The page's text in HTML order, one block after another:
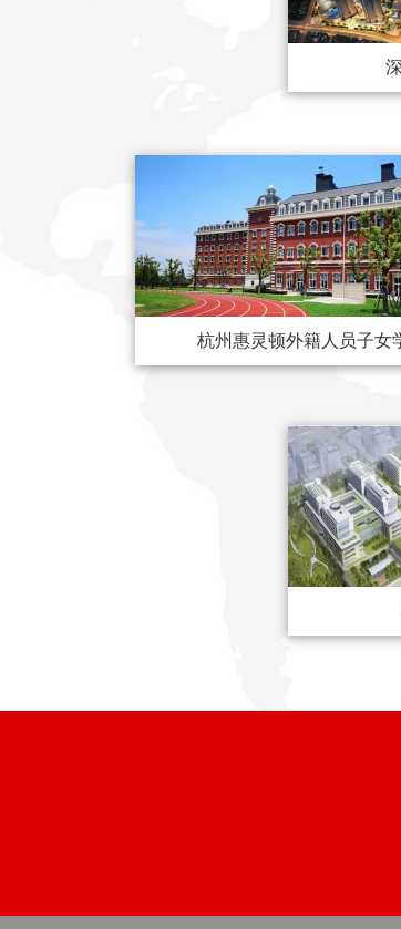
杭州惠灵顿外籍人员子女